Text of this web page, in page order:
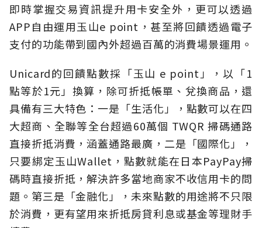
即時掌握交易資訊提升用卡安全外，更可以透過
APP自由運用玉山e point，甚至將回饋透過電子
支付的功能帶到國內外超過百萬的消費場景運用。
Unicard的回饋點數採「玉山 e point」，以「1
點等於1元」換算，除可折抵帳單、兌換商品，還
具備有三大特色：一是「生活化」，點數可以在四
大超商、全聯等全台超過60萬個 TWQR 掃碼通路
直接折抵消費，涵蓋通路最廣，二是「國際化」，
只要綁定玉山Wallet，點數就能在日本PayPay掃
碼時直接折抵，解決許多當地商家不收信用卡的問
題。第三是「金融化」，未來點數的用途將不只限
於消費，更有望用來折抵房貸利息或基金等理財手